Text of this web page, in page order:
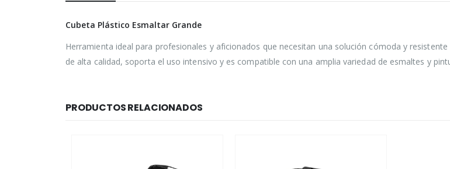
Cubeta Plástico Esmaltar Grande
Herramienta ideal para profesionales y aficionados que necesitan una solución cómoda y
de alta calidad, soporta el uso intensivo y es compatible con una amplia variedad de esmaltes y
PRODUCTOS RELACIONADOS